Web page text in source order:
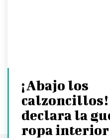
¡Abajo los
calzoncillos!
declara la
ropa interior